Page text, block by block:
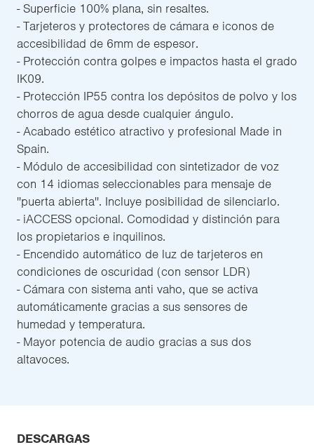
- Superficie 100% plana, sin resaltes.
- Tarjeteros y protectores de cámara e iconos de
accesibilidad de 6mm de espesor.
- Protección contra golpes e impactos hasta el grado
IK09.
- Protección IP55 contra los depósitos de polvo y los
chorros de agua desde cualquier ángulo.
- Acabado estético atractivo y profesional Made in
Spain.
- Módulo de accesibilidad con sintetizador de voz
con 14 idiomas seleccionables para mensaje de
''puerta abierta''. Incluye posibilidad de silenciarlo.
- iACCESS opcional. Comodidad y distinción para
los propietarios e inquilinos.
- Encendido automático de luz de tarjeteros en
condiciones de oscuridad (con sensor LDR)
- Cámara con sistema anti vaho, que se activa
automáticamente gracias a sus sensores de
humedad y temperatura.
- Mayor potencia de audio gracias a sus dos
altavoces.
DESCARGAS